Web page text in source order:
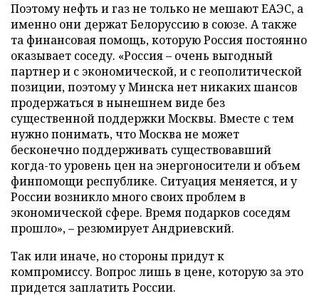
Поэтому нефть и газ не только не мешают ЕАЭС, а
именно они держат Белоруссию в союзе. А также
та финансовая помощь, которую Россия постоянно
оказывает соседу. «Россия – очень выгодный
партнер и с экономической, и с геополитической
позиции, поэтому у Минска нет никаких шансов
продержаться в нынешнем виде без
существенной поддержки Москвы. Вместе с тем
нужно понимать, что Москва не может
бесконечно поддерживать существовавший
когда-то уровень цен на энергоносители и объем
финпомощи республике. Ситуация меняется, и у
России возникло много своих проблем в
экономической сфере. Время подарков соседям
прошло», – резюмирует Андриевский.
Так или иначе, но стороны придут к
компромиссу. Вопрос лишь в цене, которую за это
придется заплатить России.